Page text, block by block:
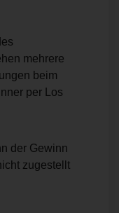
mehrere
beim
per Los
der Gewinn
zugestellt